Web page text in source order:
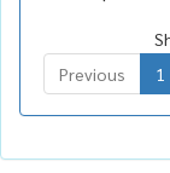
Previous
1